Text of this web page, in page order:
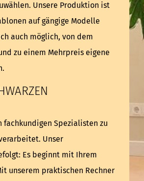
Unsere Produktion ist
auf gängige Modelle
auch möglich, von dem
zu einem Mehrpreis eigene
fachkundigen Spezialisten zu
Unser
Es beginnt mit Ihrem
unserem praktischen Rechner